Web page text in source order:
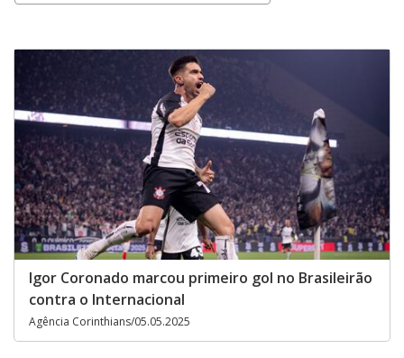
Igor Coronado marcou primeiro gol no Brasileirão
contra o Internacional
Agência Corinthians/05.05.2025